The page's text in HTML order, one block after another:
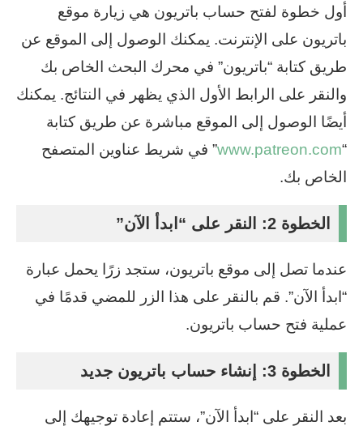
أول خطوة لفتح حساب باتريون هي زيارة موقع
باتريون على الإنترنت. يمكنك الوصول إلى الموقع عن
طريق كتابة “باتريون” في محرك البحث الخاص بك
والنقر على الرابط الأول الذي يظهر في النتائج. يمكنك
أيضًا الوصول إلى الموقع مباشرة عن طريق كتابة
“
www.patreon.com” في شريط عناوين المتصفح
الخاص بك.
الخطوة 2: النقر على “ابدأ الآن”
عندما تصل إلى موقع باتريون، ستجد زرًا يحمل عبارة
“ابدأ الآن”. قم بالنقر على هذا الزر للمضي قدمًا في
عملية فتح حساب باتريون.
الخطوة 3: إنشاء حساب باتريون جديد
بعد النقر على “ابدأ الآن”، ستتم إعادة توجيهك إلى